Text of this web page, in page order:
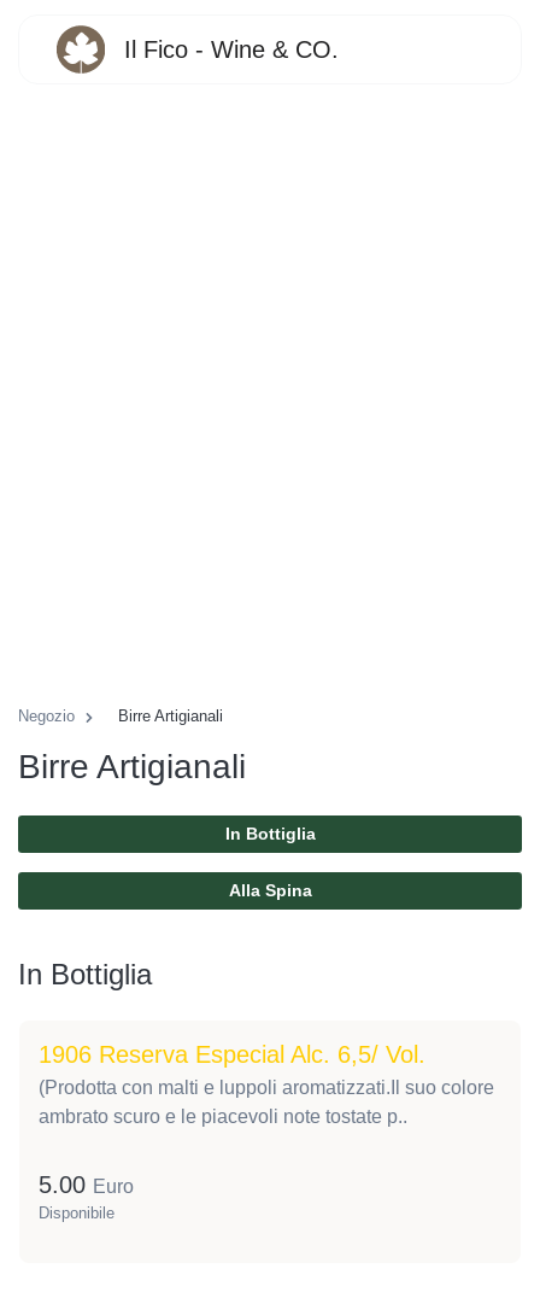
Il Fico - Wine & CO.
Negozio Birre Artigianali
Birre Artigianali
In Bottiglia
Alla Spina
In Bottiglia
1906 Reserva Especial Alc. 6,5/ Vol.
(Prodotta con malti e luppoli aromatizzati.Il suo colore
ambrato scuro e le piacevoli note tostate p..
5.00 Euro
Disponibile